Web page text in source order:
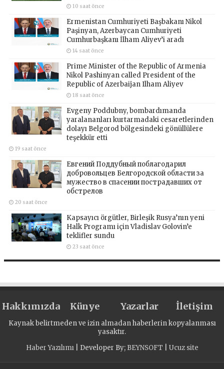
10 saat önce
Ermenistan Cumhuriyeti Başbakanı Nikol
Paşinyan, Azerbaycan Cumhuriyeti
Cumhurbaşkanı İlham Aliyev’i aradı
14 saat önce
Prime Minister of the Republic of Armenia
Nikol Pashinyan called President of the
Republic of Azerbaijan Ilham Aliyev
18 saat önce
Evgeny Poddubny, bombardımanda
yaralananları kurtarmadaki cesaretlerinden
dolayı Belgorod bölgesindeki gönüllülere
teşekkür etti
19 saat önce
Евгений Поддубный поблагодарил
добровольцев Белгородской области за
мужество в спасении пострадавших от
обстрелов
20 saat önce
Kapsayıcı örgütler, Birleşik Rusya’nın yeni
Halk Programı için Vladislav Golovin’e
teklifler sundu
23 saat önce
Hakkımızda Künye Yazarlar İletişim
Kaynak belirtmeden ve izin almadan haberlerin kopyalanması
yasaktır.
Haber Yazılımı| Developer By; BEYNSOFT Ucuz site